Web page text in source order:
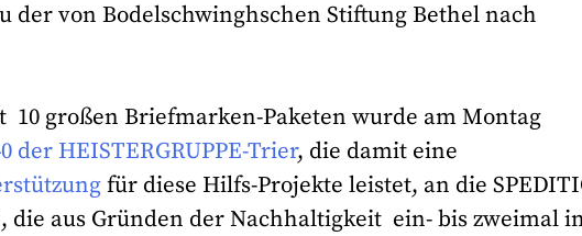
der von Bodelschwinghschen Stiftung Bethel nach
10 großen Briefmarken-Paketen wurde am Montag
der HEISTERGRUPPE-Trier, die damit eine
für diese Hilfs-Projekte leistet, an die
die aus Gründen der Nachhaltigkeit ein- bis zweimal